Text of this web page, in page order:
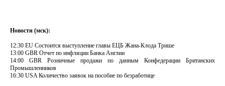
Новости (мск):
12:30 EU Состоится выступление главы ЕЦБ Жана-Клода Трише
13:00 GBR Отчет по инфляции Банка Англии
14:00 GBR Розничные продажи по данным Конфедерации Британских
Промышленников
16:30 USA Количество заявок на пособие по безработице